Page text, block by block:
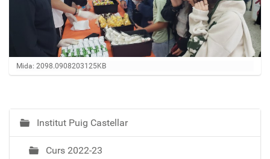
Feu clic per a visualitzar la imatge a mida completa…
Mida: 2098.0908203125KB
N
a
Institut Puig Castellar
Curs 2022-23